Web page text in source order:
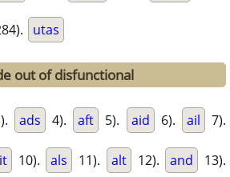
utas
out of disfunctional
ads 4). aft 5). aid 6). ail 7).
10). als 11). alt 12). and 13).